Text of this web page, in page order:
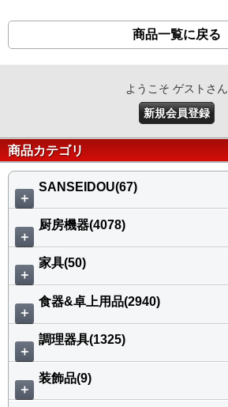
商品一覧に戻る
ようこそ ゲストさん
新規会員登録
商品カテゴリ
＋
SANSEIDOU(67)
＋
厨房機器(4078)
＋
家具(50)
＋
食器&卓上用品(2940)
＋
調理器具(1325)
＋
装飾品(9)